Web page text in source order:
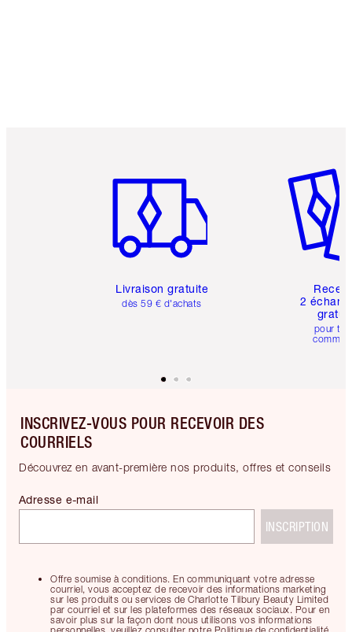
Livraison gratuite
dès 59 € d'achats
2
pour
INSCRIVEZ-VOUS POUR RECEVOIR DES
COURRIELS
Découvrez en avant-première nos produits, offres et conseils
Offre soumise à conditions. En communiquant votre adresse
courriel, vous acceptez de recevoir des informations marketing
sur les produits ou services de Charlotte Tilbury Beauty Limited
par courriel et sur les plateformes des réseaux sociaux. Pour en
savoir plus sur la façon dont nous utilisons vos informations
Adresse e-mail
INSCRIPTION